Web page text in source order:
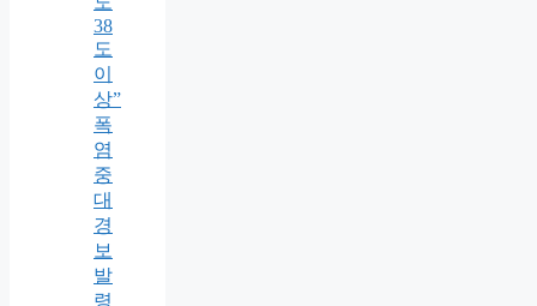
38
도
이
상”
폭
염
중
대
경
보
발
령